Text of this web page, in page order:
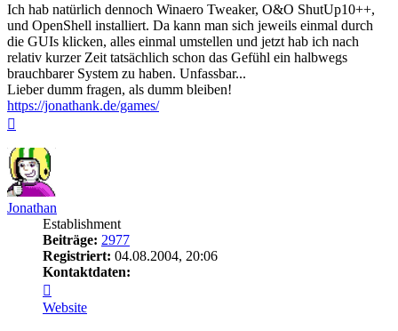
Ich hab natürlich dennoch Winaero Tweaker, O&O ShutUp10++,
und OpenShell installiert. Da kann man sich jeweils einmal durch
die GUIs klicken, alles einmal umstellen und jetzt hab ich nach
relativ kurzer Zeit tatsächlich schon das Gefühl ein halbwegs
brauchbarer System zu haben. Unfassbar...
Lieber dumm fragen, als dumm bleiben!
https://jonathank.de/games/
Jonathan
Establishment
Beiträge: 2977
Registriert: 04.08.2004, 20:06
Kontaktdaten:
von
Jonathan
Website